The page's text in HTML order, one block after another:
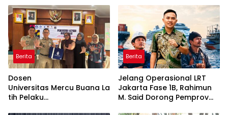
Berita
Dosen
Universitas Mercu Buana La
tih Pelaku
Berita
Jelang Operasional LRT
Jakarta Fase 1B, Rahimun
M. Said Dorong Pemprov